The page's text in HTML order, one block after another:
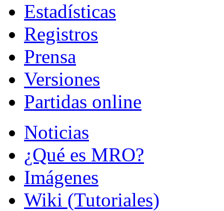
Estadísticas
Registros
Prensa
Versiones
Partidas online
Noticias
¿Qué es MRO?
Imágenes
Wiki (Tutoriales)